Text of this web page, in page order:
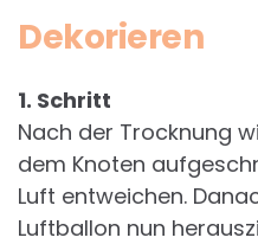
Dekorieren
1. Schritt
Nach der Trocknung
dem Knoten
Luft entweichen.
Luftballon nun